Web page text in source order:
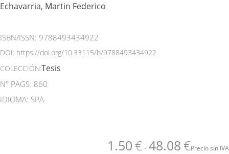
Echavarria, Martin Federico
ISBN/ISSN: 9788493434922
DOI: https://doi.org/10.33115/b/9788493434922
COLECCIÓN:Tesis
N° PAGS: 860
IDIOMA: SPA
1.50 € - 48.08 €Precio sin IVA